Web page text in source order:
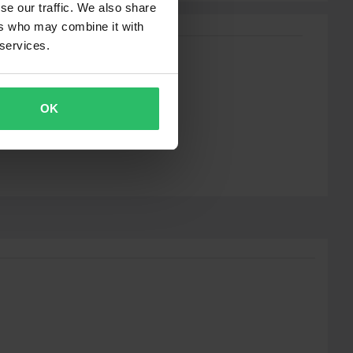
our traffic. We also share
who may combine it with
OK